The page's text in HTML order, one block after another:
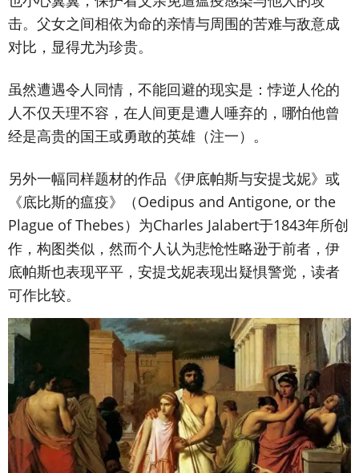
击。父女之间相依为命的亲情与周围的苦难与敌意成
对比，显得尤为珍贵。
虽然遭遇令人同情，不能回避的现实是：悖逆人伦的
人不仅天理不容，在人间更是遭人唾弃的，哪怕他曾
经是高贵的国王或勇敢的英雄（注一）。
另外一幅同样题材的作品《伊底帕斯与安提戈妮》或
《底比斯的瘟疫》（Oedipus and Antigone, or the
Plague of Thebes）为Charles Jalabert于1843年所创
作，构图类似，然而个人认为悲怆性略逊于前者，伊
底帕斯也表现平平，安提戈妮表现出疑惧警觉，读者
可作比较。